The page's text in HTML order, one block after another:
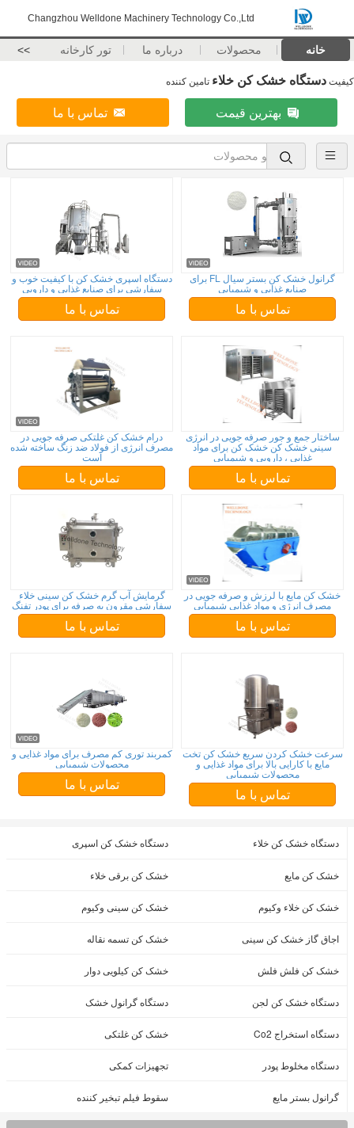
Changzhou Welldone Machinery Technology Co.,Ltd
خانه محصولات درباره ما تور کارخانه >>
کیفیت دستگاه خشک کن خلاء تامین کننده
بهترین قیمت تماس با ما
دستگاه اسپری خشک کن با کیفیت خوب و
سفارشی برای صنایع غذایی و دارویی
تماس با ما
گرانول خشک کن بستر سیال FL برای
صنایع غذایی و شیمیایی
تماس با ما
درام خشک کن غلتکی صرفه جویی در
مصرف انرژی از فولاد ضد زنگ ساخته شده
است
تماس با ما
ساختار جمع و جور صرفه جویی در انرژی
سینی خشک کن خشک کن برای مواد
غذایی ، دارویی و شیمیایی
تماس با ما
گرمایش آب گرم خشک کن سینی خلاء
سفارشی مقرون به صرفه برای پودر تفنگ
تماس با ما
خشک کن مایع با لرزش و صرفه جویی در
مصرف انرژی و مواد غذایی شیمیایی
تماس با ما
کمربند توری کم مصرف برای مواد غذایی و
محصولات شیمیایی
تماس با ما
سرعت خشک کردن سریع خشک کن تخت
مایع با کارایی بالا برای مواد غذایی و
محصولات شیمیایی
تماس با ما
دستگاه خشک کن خلاء دستگاه خشک کن اسپری
خشک کن مایع خشک کن برقی خلاء
خشک کن خلاء وکیوم خشک کن سینی وکیوم
اجاق گاز خشک کن سینی خشک کن تسمه نقاله
خشک کن فلش فلش خشک کن کیلویی دوار
دستگاه خشک کن لجن دستگاه گرانول خشک
دستگاه استخراج Co2 خشک کن غلتکی
دستگاه مخلوط پودر تجهیزات کمکی
گرانول بستر مایع سقوط فیلم تبخیر کننده